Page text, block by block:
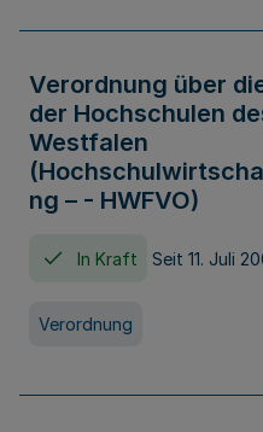
Verordnung über
der Hochschulen
Westfalen
ng – - HWFVO)
In Kraft Seit 11. Juli
Verordnung